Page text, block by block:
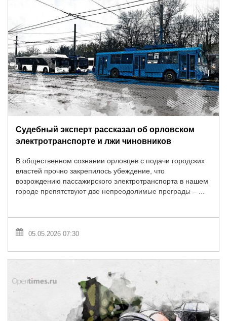
Судебный эксперт рассказал об орловском
электротранспорте и лжи чиновников
В общественном сознании орловцев с подачи городских
властей прочно закрепилось убеждение, что
возрождению пассажирского электротранспорта в нашем
городе препятствуют две непреодолимые преграды – ...
05.05.2026 07:30